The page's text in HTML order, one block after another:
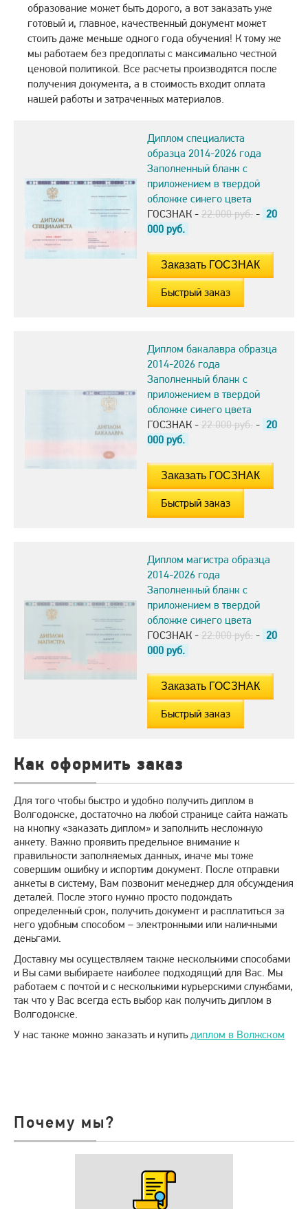
образование может быть дорого, а вот заказать уже
готовый и, главное, качественный документ может
стоить даже меньше одного года обучения! К тому же
мы работаем без предоплаты с максимально честной
ценовой политикой. Все расчеты производятся после
получения документа, а в стоимость входит оплата
нашей работы и затраченных материалов.
Диплом специалиста
образца 2014-2026 года
Заполненный бланк с
приложением в твердой
обложке синего цвета
ГОСЗНАК - 22.000 руб. - 20
000 руб.
Быстрый заказ
Диплом бакалавра образца
2014-2026 года
Заполненный бланк с
приложением в твердой
обложке синего цвета
ГОСЗНАК - 22.000 руб. - 20
000 руб.
Быстрый заказ
Диплом магистра образца
2014-2026 года
Заполненный бланк с
приложением в твердой
обложке синего цвета
ГОСЗНАК - 22.000 руб. - 20
000 руб.
Быстрый заказ
Как оформить заказ
Для того чтобы быстро и удобно получить диплом в
Волгодонске, достаточно на любой странице сайта нажать
на кнопку «заказать диплом» и заполнить несложную
анкету. Важно проявить предельное внимание к
правильности заполняемых данных, иначе мы тоже
совершим ошибку и испортим документ. После отправки
анкеты в систему, Вам позвонит менеджер для обсуждения
деталей. После этого нужно просто подождать
определенный срок, получить документ и расплатиться за
него удобным способом – электронными или наличными
деньгами.
Доставку мы осуществляем также несколькими способами
и Вы сами выбираете наиболее подходящий для Вас. Мы
работаем с почтой и с несколькими курьерскими службами,
так что у Вас всегда есть выбор как получить диплом в
Волгодонске.
У нас также можно заказать и купитьдиплом в Волжском
Почему мы?